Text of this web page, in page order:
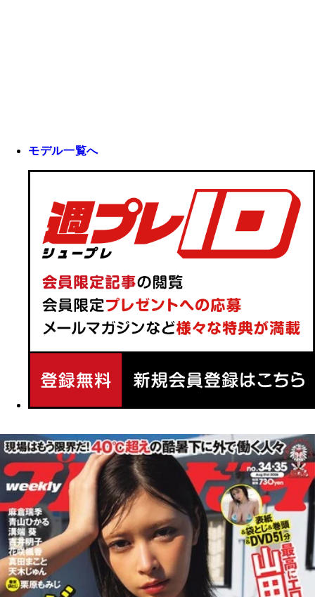
モデル一覧へ